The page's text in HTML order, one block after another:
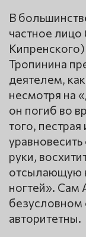
В
частное
Тропинина
деятелем,
несмотря на
он погиб во
того, пестрая
руки,
отсылающую
ногтей». Сам
безусловном
авторитетны.